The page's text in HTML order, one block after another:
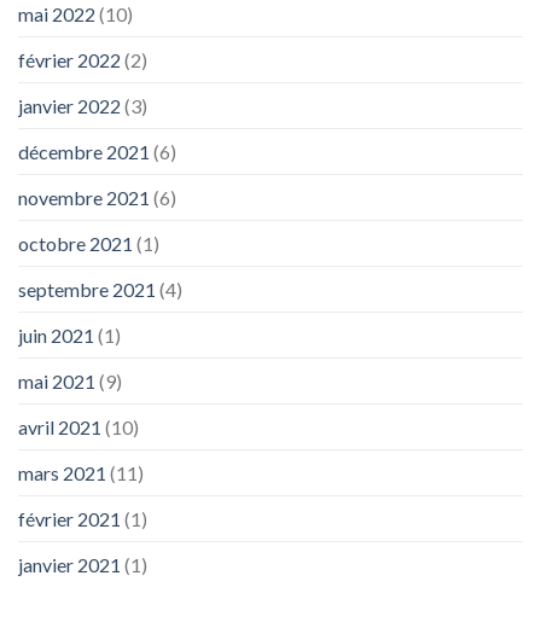
mai 2022 (10)
février 2022 (2)
janvier 2022 (3)
décembre 2021 (6)
novembre 2021 (6)
octobre 2021 (1)
septembre 2021 (4)
juin 2021 (1)
mai 2021 (9)
avril 2021 (10)
mars 2021 (11)
février 2021 (1)
janvier 2021 (1)